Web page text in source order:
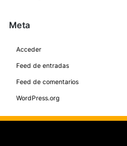
Meta
Acceder
Feed de entradas
Feed de comentarios
WordPress.org